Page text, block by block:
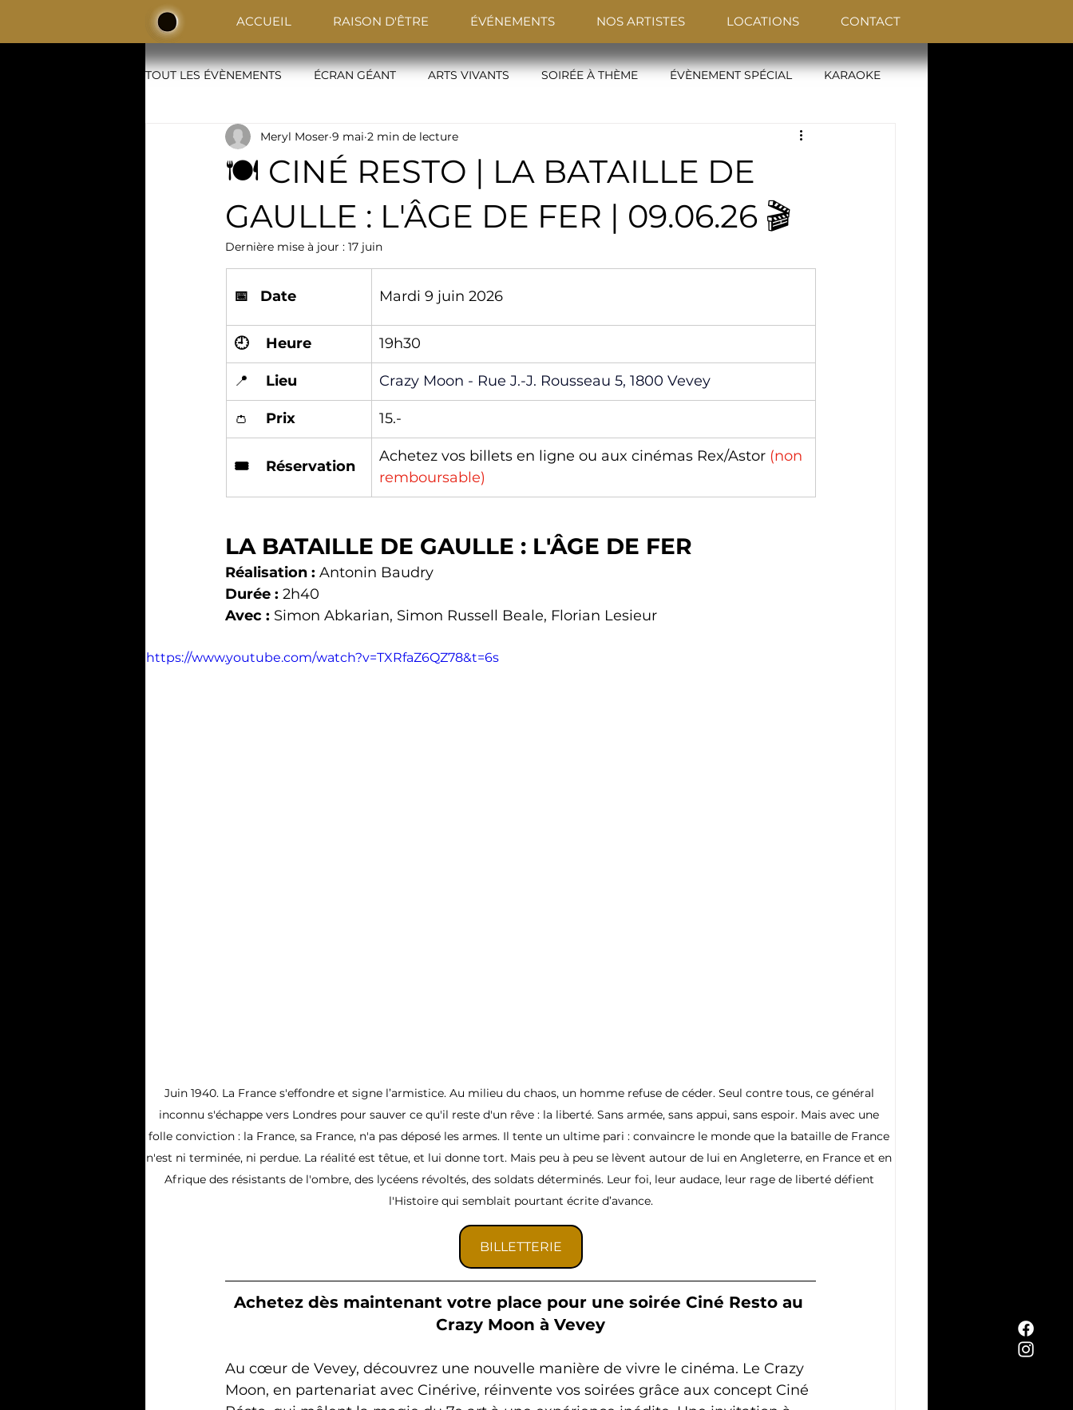
ACCUEIL RAISON D'ÊTRE ÉVÉNEMENTS NOS ARTISTES LOCATIONS CONTACT
TOUT LES ÉVÈNEMENTS ÉCRAN GÉANT ARTS VIVANTS SOIRÉE À THÈME ÉVÈNEMENT SPÉCIAL KARAOKE
BLINDTEST
🍽️ CINÉ RESTO | LA BATAILLE DE
GAULLE : L'ÂGE DE FER | 09.06.26 🎬
Meryl Moser 9 mai 2 min de lecture
Dernière mise à jour : 17 juin
📅   Date Mardi 9 juin 2026
🕘	Heure 19h30
Lieu Crazy Moon - Rue J.-J. Rousseau 5, 1800 Vevey
Prix 15.-
🎟️	Réservation
Achetez vos billets en ligne ou aux cinémas Rex/Astor (non
remboursable)
LA BATAILLE DE GAULLE : L'ÂGE DE FER
Réalisation : Antonin Baudry
Durée : 2h40
Avec : Simon Abkarian, Simon Russell Beale, Florian Lesieur
https://www.youtube.com/watch?v=TXRfaZ6QZ78&t=6s
Juin 1940. La France s'effondre et signe l’armistice. Au milieu du chaos, un homme refuse de céder. Seul contre tous, ce général
inconnu s'échappe vers Londres pour sauver ce qu'il reste d'un rêve : la liberté. Sans armée, sans appui, sans espoir. Mais avec une
folle conviction : la France, sa France, n'a pas déposé les armes. Il tente un ultime pari : convaincre le monde que la bataille de France
n'est ni terminée, ni perdue. La réalité est têtue, et lui donne tort. Mais peu à peu se lèvent autour de lui en Angleterre, en France et en
Afrique des résistants de l'ombre, des lycéens révoltés, des soldats déterminés. Leur foi, leur audace, leur rage de liberté défient
l'Histoire qui semblait pourtant écrite d’avance.
BILLETTERIE
Achetez dès maintenant votre place pour une soirée Ciné Resto au
Crazy Moon à Vevey
Au cœur de Vevey, découvrez une nouvelle manière de vivre le cinéma. Le Crazy
Moon, en partenariat avec Cinérive, réinvente vos soirées grâce aux concept Ciné